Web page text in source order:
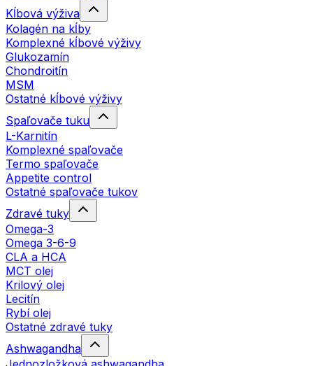
Kĺbová výživa
Kolagén na kĺby
Komplexné kĺbové výživy
Glukozamín
Chondroitín
MSM
Ostatné kĺbové výživy
Spaľovače tuku
L-Karnitín
Komplexné spaľovače
Termo spaľovače
Appetite control
Ostatné spaľovače tukov
Zdravé tuky
Omega-3
Omega 3-6-9
CLA a HCA
MCT olej
Krilový olej
Lecitín
Rybí olej
Ostatné zdravé tuky
Ashwagandha